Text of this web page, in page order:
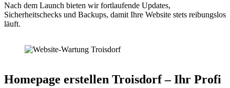
Nach dem Launch bieten wir fortlaufende Updates,
Sicherheitschecks und Backups, damit Ihre Website stets reibungslos
läuft.
Homepage erstellen Troisdorf – Ihr Profi